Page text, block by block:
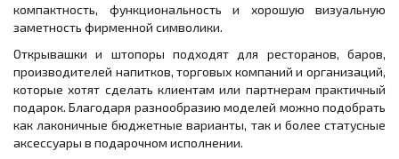
компактность, функциональность и хорошую визуальную
заметность фирменной символики.
Открывашки и штопоры подходят для ресторанов, баров,
производителей напитков, торговых компаний и организаций,
которые хотят сделать клиентам или партнерам практичный
подарок. Благодаря разнообразию моделей можно подобрать
как лаконичные бюджетные варианты, так и более статусные
аксессуары в подарочном исполнении.